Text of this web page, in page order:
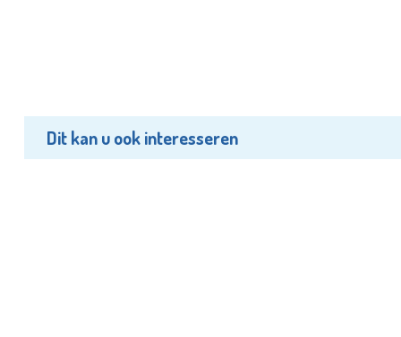
Dit kan u ook interesseren